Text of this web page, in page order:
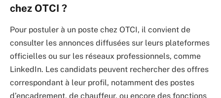
chez OTCI ?
Pour postuler à un poste chez OTCI, il convient de
consulter les annonces diffusées sur leurs plateformes
officielles ou sur les réseaux professionnels, comme
LinkedIn. Les candidats peuvent rechercher des offres
correspondant à leur profil, notamment des postes
d’encadrement, de chauffeur, ou encore des fonctions